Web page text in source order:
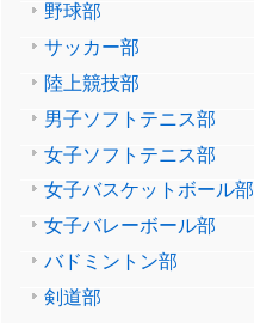
野球部
サッカー部
陸上競技部
男子ソフトテニス部
女子ソフトテニス部
女子バスケットボール部
女子バレーボール部
バドミントン部
剣道部